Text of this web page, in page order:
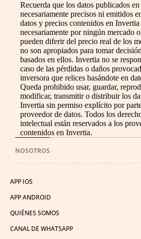
Recuerda que los datos publicados
necesariamente precisos ni emitidos
datos y precios contenidos en Invertia
necesariamente por ningún mercado
pueden diferir del precio real de los
no son apropiados para tomar
basados en ellos. Invertia no se
caso de las pérdidas o daños
inversora que relices basándote en
Queda prohibido usar, guardar,
modificar, transmitir o distribuir los
Invertia sin permiso explícito por
proveedor de datos. Todos los
intelectual están reservados a los
contenidos en Invertia.
NOSOTROS
APP IOS
APP ANDROID
QUIÉNES SOMOS
CANAL DE WHATSAPP